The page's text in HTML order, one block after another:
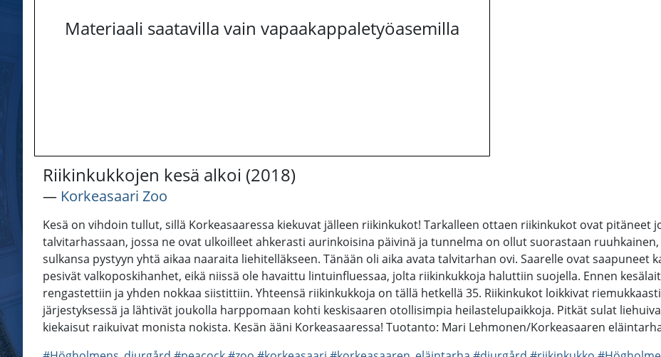
Materiaali saatavilla vain vapaakappaletyöasemilla
Riikinkukkojen kesä alkoi (2018)
― Korkeasaari Zoo
Kesä on vihdoin tullut, sillä Korkeasaaressa kiekuvat jälleen riikinkukot! Tarkalleen ottaen riikinkukot ovat pitäneet
talvitarhassaan, jossa ne ovat ulkoilleet ahkerasti aurinkoisina päivinä ja tunnelma on ollut suorastaan
sulkansa pystyyn yhtä aikaa naaraita liehitelläkseen. Tänään oli aika avata talvitarhan ovi. Saarelle ovat
pesivät valkoposkihanhet, eikä niissä ole havaittu lintuinfluessaa, jolta riikinkukkoja haluttiin suojella. Ennen
rengastettiin ja yhden nokkaa siistittiin. Yhteensä riikinkukkoja on tällä hetkellä 35. Riikinkukot loikkivat
järjestyksessä ja lähtivät joukolla harppomaan kohti keskisaaren otollisimpia heilastelupaikkoja. Pitkät sulat
kiekaisut raikuivat monista nokista. Kesän ääni Korkeasaaressa! Tuotanto: Mari Lehmonen/Korkeasaaren